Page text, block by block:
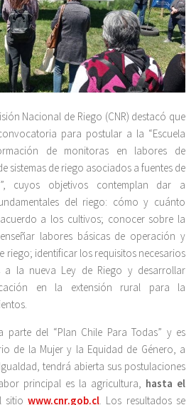
Nacional de Riego (CNR) destacó que
para postular a la “Escuela
de monitoras en labores de
sistemas de riego asociados a fuentes de
cuyos objetivos contemplan dar a
del riego: cómo y cuánto
a los cultivos; conocer sobre la
labores básicas de operación y
riego; identificar los requisitos necesarios
a la nueva Ley de Riego y desarrollar
en la extensión rural para la
parte del “Plan Chile Para Todas” y es
de la Mujer y la Equidad de Género, a
tendrá abierta sus postulaciones
principal es la agricultura, hasta el
sitiowww.cnr.gob.cl. Los resultados se